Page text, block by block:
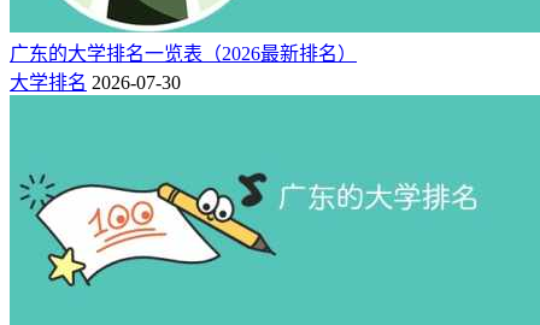
广东的大学排名一览表（2026最新排名）
大学排名 2026-07-30